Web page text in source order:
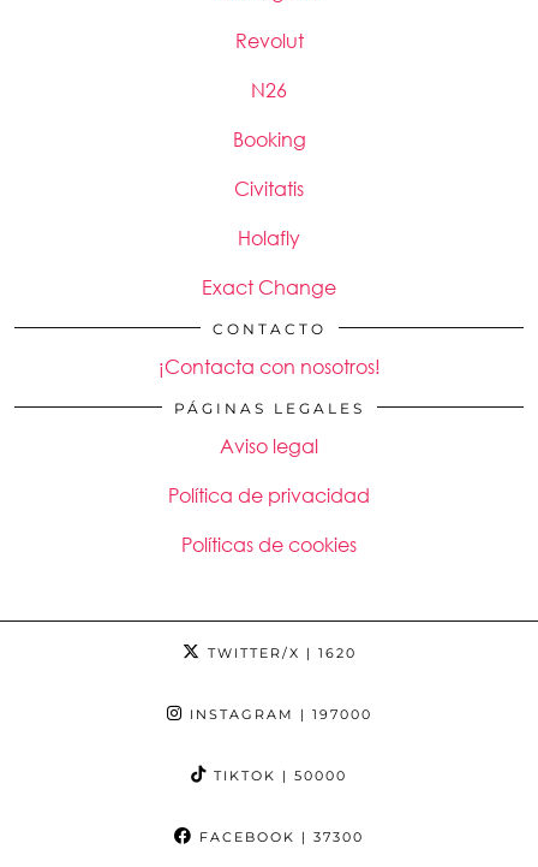
Revolut
N26
Booking
Civitatis
Holafly
Exact Change
CONTACTO
¡Contacta con nosotros!
PÁGINAS LEGALES
Aviso legal
Política de privacidad
Políticas de cookies
TWITTER/X | 1620
INSTAGRAM | 197000
TIKTOK | 50000
FACEBOOK | 37300